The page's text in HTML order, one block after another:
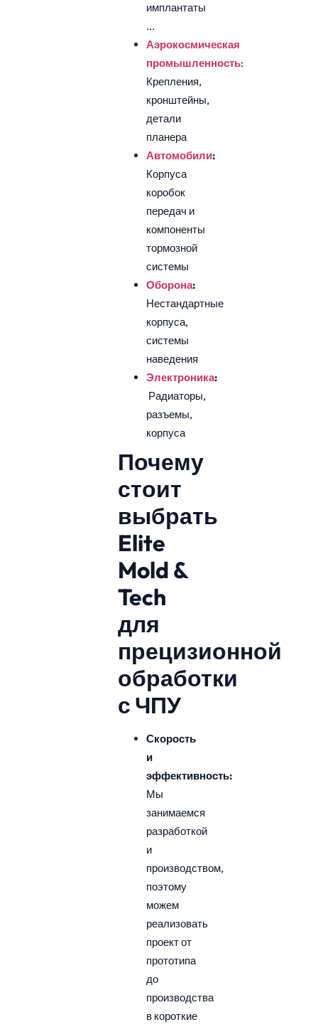
имплантаты
...
Аэрокосмическая
промышленность:
Крепления,
кронштейны,
детали
планера
Автомобили:
Корпуса
коробок
передач и
компоненты
тормозной
системы
Оборона:
Нестандартные
корпуса,
системы
наведения
Электроника:
Радиаторы,
разъемы,
корпуса
Почему
стоит
выбрать
Elite
Mold &
Tech
для
прецизионной
обработки
с ЧПУ
Скорость
и
эффективность:
Мы
занимаемся
разработкой
и
производством,
поэтому
можем
реализовать
проект от
прототипа
до
производства
в короткие